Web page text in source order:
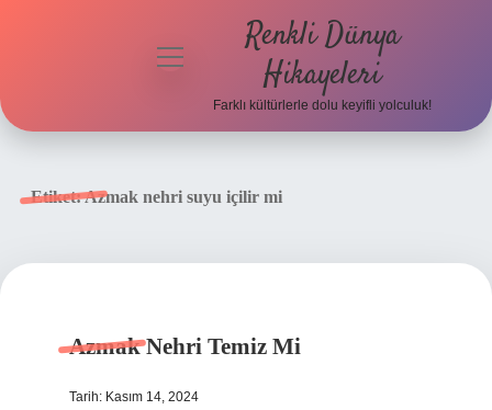
Politikası
menüyü
Renkli Dünya
Hikayeleri
Farklı kültürlerle dolu keyifli yolculuk!
Etiket:Azmak nehri suyu içilir mi
Azmak Nehri Temiz Mi
Tarih: Kasım 14, 2024